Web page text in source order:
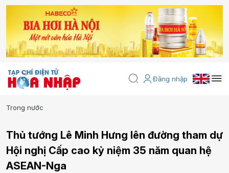
Đăng nhập
Trong nước
Thủ tướng Lê Minh Hưng lên đường tham dự
Hội nghị Cấp cao kỷ niệm 35 năm quan hệ
ASEAN-Nga